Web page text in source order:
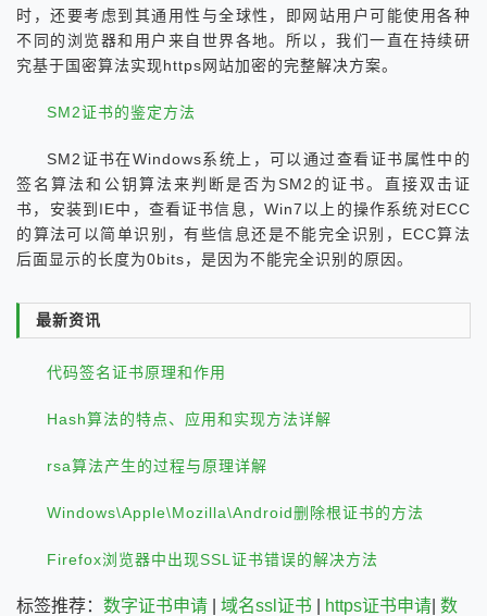
时，还要考虑到其通用性与全球性，即网站用户可能使用各种
不同的浏览器和用户来自世界各地。所以，我们一直在持续研
究基于国密算法实现https网站加密的完整解决方案。
SM2证书的鉴定方法
SM2证书在Windows系统上，可以通过查看证书属性中的
签名算法和公钥算法来判断是否为SM2的证书。直接双击证
书，安装到IE中，查看证书信息，Win7以上的操作系统对ECC
的算法可以简单识别，有些信息还是不能完全识别，ECC算法
后面显示的长度为0bits，是因为不能完全识别的原因。
最新资讯
代码签名证书原理和作用
Hash算法的特点、应用和实现方法详解
rsa算法产生的过程与原理详解
Windows\Apple\Mozilla\Android删除根证书的方法
Firefox浏览器中出现SSL证书错误的解决方法
标签推荐：数字证书申请 |域名ssl证书 https证书申请 |数